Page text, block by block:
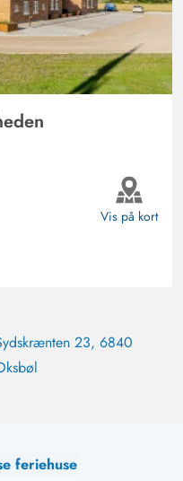
Vis på kort
23, 6840
feriehuse